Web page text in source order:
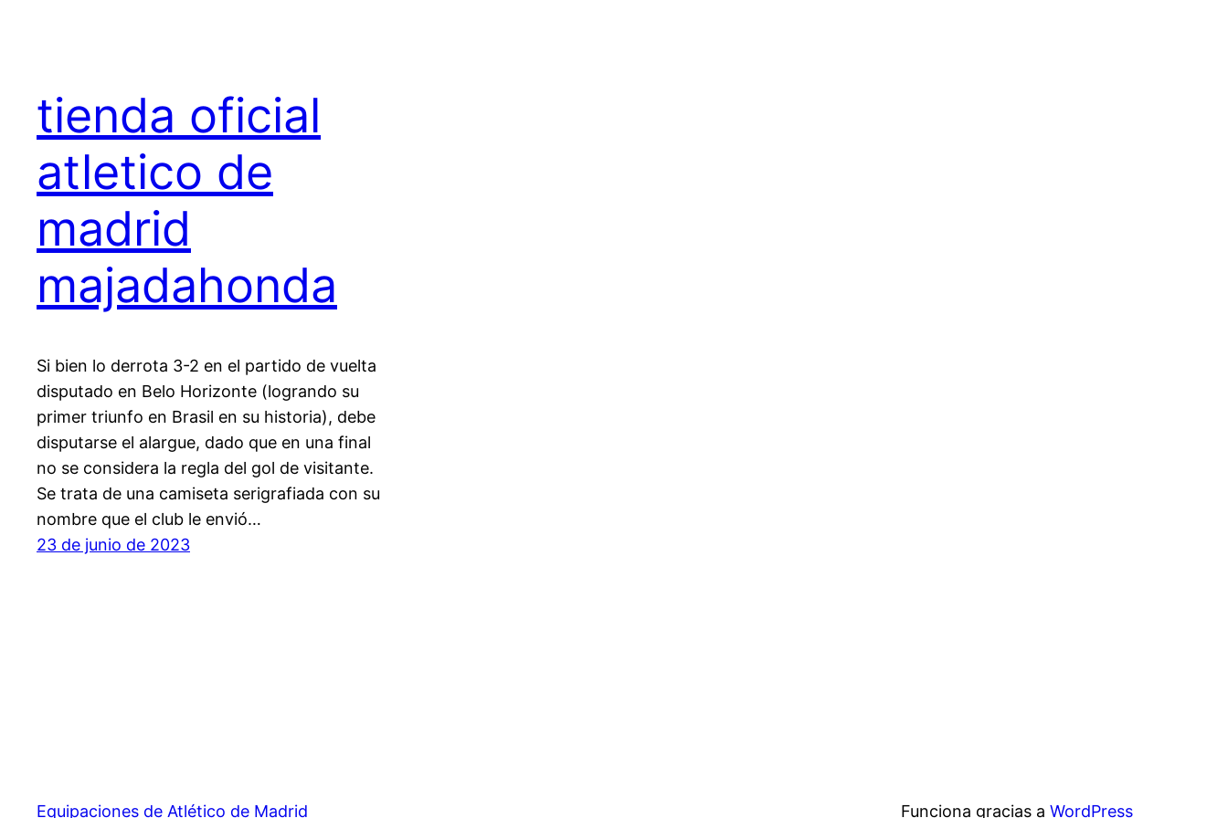
tienda oficial
atletico de
madrid
majadahonda
Si bien lo derrota 3-2 en el partido de vuelta
disputado en Belo Horizonte (logrando su
primer triunfo en Brasil en su historia), debe
disputarse el alargue, dado que en una final
no se considera la regla del gol de visitante.
Se trata de una camiseta serigrafiada con su
nombre que el club le envió…
23 de junio de 2023
Equipaciones de Atlético de Madrid Funciona gracias a WordPress